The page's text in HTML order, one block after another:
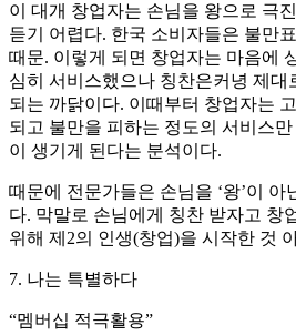
이 대개 창업자는 손님을 왕으로 극
듣기 어렵다. 한국 소비자들은 불만
때문. 이렇게 되면 창업자는 마음에
심히 서비스했으나 칭찬은커녕 제대
되는 까닭이다. 이때부터 창업자는
되고 불만을 피하는 정도의 서비스
이 생기게 된다는 분석이다.
때문에 전문가들은 손님을 ‘왕’이 아
다. 막말로 손님에게 칭찬 받자고 창
위해 제2의 인생(창업)을 시작한 것
7. 나는 특별하다
“멤버십 적극활용”